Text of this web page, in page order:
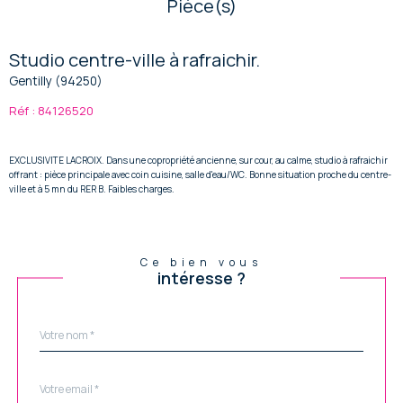
Pièce(s)
Studio centre-ville à rafraichir.
Gentilly (94250)
Réf : 84126520
EXCLUSIVITE LACROIX. Dans une copropriété ancienne, sur cour, au calme, studio à rafraichir
offrant : pièce principale avec coin cuisine, salle d'eau/WC. Bonne situation proche du centre-
ville et à 5 mn du RER B. Faibles charges.
Ce bien vous
intéresse ?
par
*
*